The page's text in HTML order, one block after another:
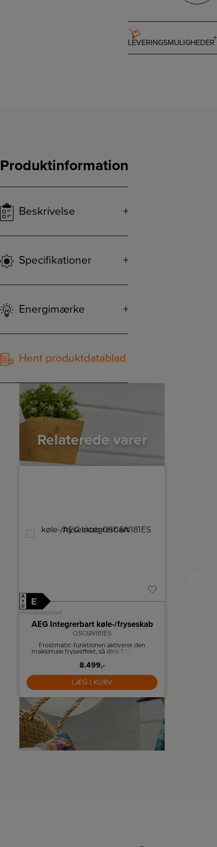
LEVERINGSMULIGHEDER
Produktinformation
Beskrivelse
Specifikationer
Energimærke
Hent produktdatablad
Relaterede varer
A
↑
G
E
Produktdatablad
AEG Integrerbart køle-/fryseskab
OSC6N181ES
Frostmatic-funktionen aktiverer den
maksimale fryseeffekt, så dine friske varer
8.499,-
LÆG I KURV